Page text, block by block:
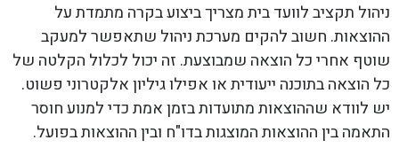
ניהול תקציב לוועד בית מצריך ביצוע בקרה מתמדת על
ההוצאות. חשוב להקים מערכת ניהול שתאפשר למעקב
שוטף אחרי כל הוצאה שמבוצעת. זה יכול לכלול הקלטה של
כל הוצאה בתוכנה ייעודית או אפילו גיליון אלקטרוני פשוט.
יש לוודא שההוצאות מתועדות בזמן אמת כדי למנוע חוסר
התאמה בין ההוצאות המוצגות בדו"ח ובין ההוצאות בפועל.